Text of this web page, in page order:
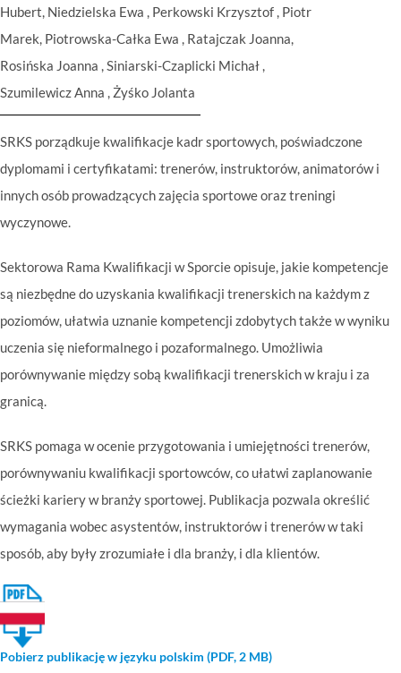
SRKS porządkuje kwalifikacje kadr sportowych, poświadczone
dyplomami i certyfikatami: trenerów, instruktorów, animatorów i
innych osób prowadzących zajęcia sportowe oraz treningi
wyczynowe.
Sektorowa Rama Kwalifikacji w Sporcie opisuje, jakie kompetencje
są niezbędne do uzyskania kwalifikacji trenerskich na każdym z
poziomów, ułatwia uznanie kompetencji zdobytych także w wyniku
uczenia się nieformalnego i pozaformalnego. Umożliwia
porównywanie między sobą kwalifikacji trenerskich w kraju i za
granicą.
SRKS pomaga w ocenie przygotowania i umiejętności trenerów,
porównywaniu kwalifikacji sportowców, co ułatwi zaplanowanie
ścieżki kariery w branży sportowej. Publikacja pozwala określić
wymagania wobec asystentów, instruktorów i trenerów w taki
sposób, aby były zrozumiałe i dla branży, i dla klientów.
Pobierz publikację w języku polskim (PDF, 2 MB)
Hubert, Niedzielska Ewa , Perkowski Krzysztof , Piotr
Marek, Piotrowska-Całka Ewa , Ratajczak Joanna,
Rosińska Joanna , Siniarski-Czaplicki Michał ,
Szumilewicz Anna , Żyśko Jolanta